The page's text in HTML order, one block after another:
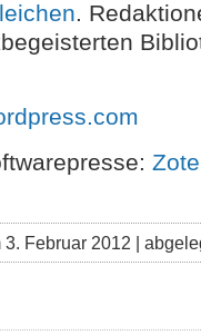
.
Februar 2012 |